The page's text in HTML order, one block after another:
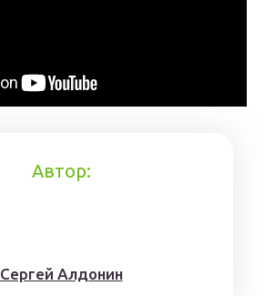
Автор:
Сергей Алдонин